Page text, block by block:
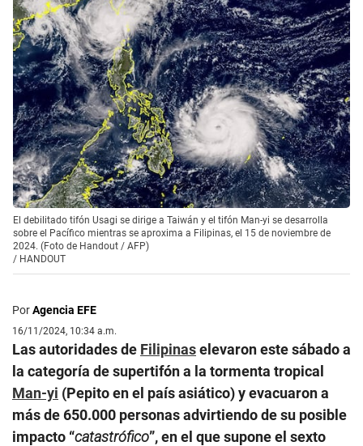
El debilitado tifón Usagi se dirige a Taiwán y el tifón Man-yi se desarrolla
sobre el Pacífico mientras se aproxima a Filipinas, el 15 de noviembre de
2024. (Foto de Handout / AFP)
/ HANDOUT
PorAgencia EFE
16/11/2024, 10:34 a.m.
Las autoridades de Filipinaselevaron este sábado a
la categoría de supertifón a la tormenta tropical
Man-yi (Pepito en el país asiático) y evacuaron a
más de 650.000 personas advirtiendo de su posible
impacto “catastrófico”, en el que supone el sexto